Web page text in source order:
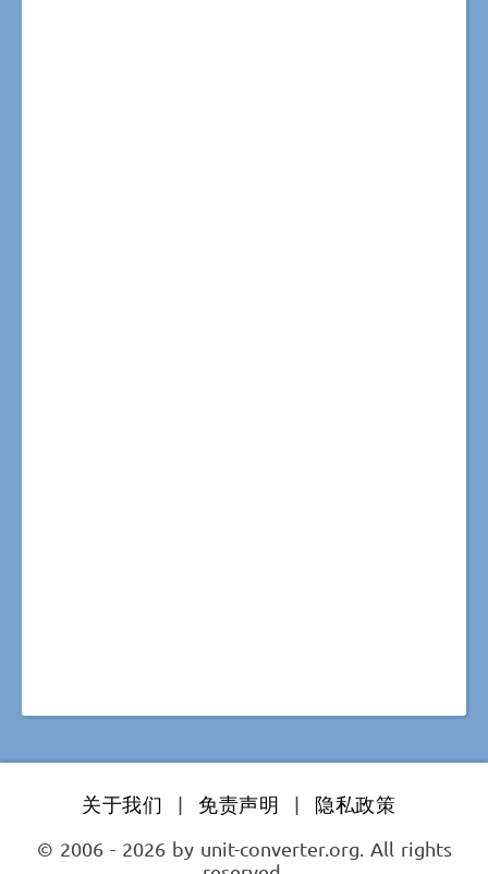
关于我们 | 免责声明 |
隐私政策
© 2006 - 2026 by unit-converter.org. All rights